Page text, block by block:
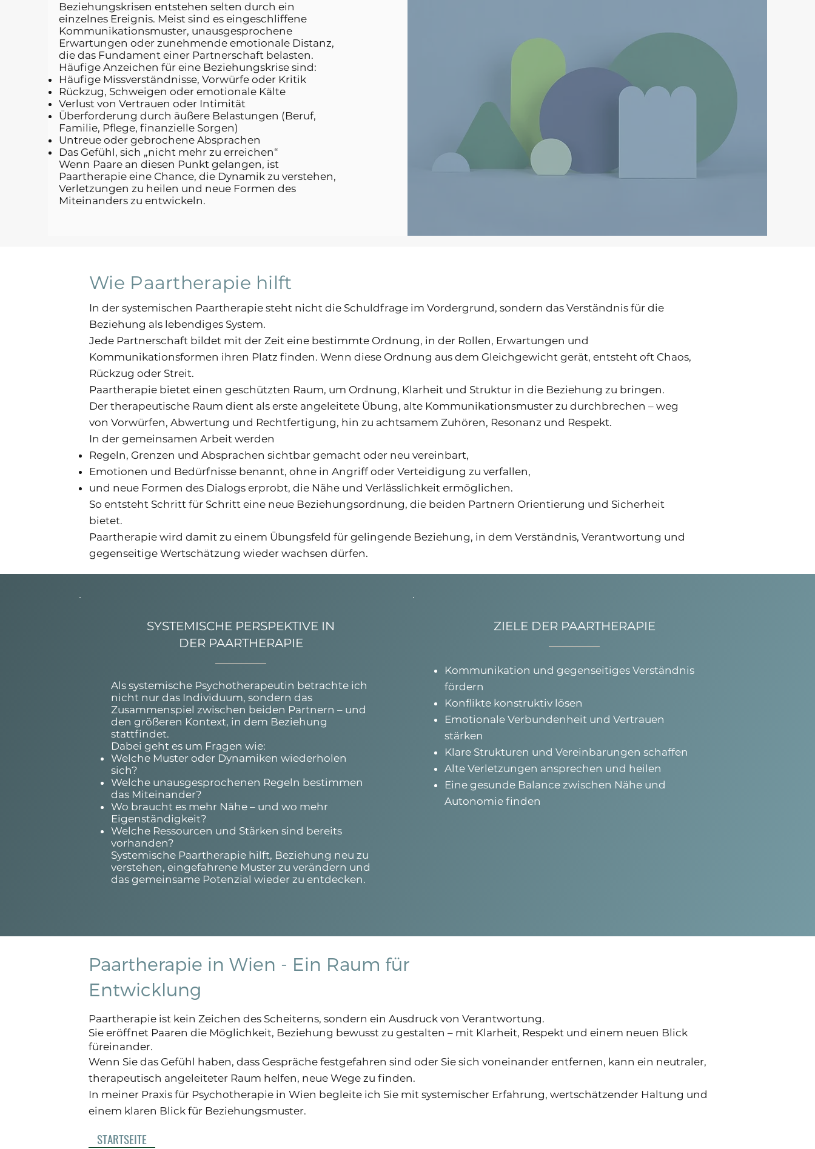
Beziehungskrisen entstehen selten durch ein
einzelnes Ereignis. Meist sind es eingeschliffene
Kommunikationsmuster, unausgesprochene
Erwartungen oder zunehmende emotionale Distanz,
die das Fundament einer Partnerschaft belasten.
Häufige Anzeichen für eine Beziehungskrise sind:
Häufige Missverständnisse, Vorwürfe oder Kritik
Rückzug, Schweigen oder emotionale Kälte
Verlust von Vertrauen oder Intimität
Überforderung durch äußere Belastungen (Beruf,
Familie, Pflege, finanzielle Sorgen)
Untreue oder gebrochene Absprachen
Das Gefühl, sich „nicht mehr zu erreichen“
Wenn Paare an diesen Punkt gelangen, ist
Paartherapie eine Chance, die Dynamik zu verstehen,
Verletzungen zu heilen und neue Formen des
Miteinanders zu entwickeln.
Wie Paartherapie hilft
In der systemischen Paartherapie steht nicht die Schuldfrage im Vordergrund, sondern das Verständnis für die
Beziehung als lebendiges System.
Jede Partnerschaft bildet mit der Zeit eine bestimmte Ordnung, in der Rollen, Erwartungen und
Kommunikationsformen ihren Platz finden. Wenn diese Ordnung aus dem Gleichgewicht gerät, entsteht oft Chaos,
Rückzug oder Streit.
Paartherapie bietet einen geschützten Raum, um Ordnung, Klarheit und Struktur in die Beziehung zu bringen.
Der therapeutische Raum dient als erste angeleitete Übung, alte Kommunikationsmuster zu durchbrechen – weg
von Vorwürfen, Abwertung und Rechtfertigung, hin zu achtsamem Zuhören, Resonanz und Respekt.
In der gemeinsamen Arbeit werden
Regeln, Grenzen und Absprachen sichtbar gemacht oder neu vereinbart,
Emotionen und Bedürfnisse benannt, ohne in Angriff oder Verteidigung zu verfallen,
und neue Formen des Dialogs erprobt, die Nähe und Verlässlichkeit ermöglichen.
So entsteht Schritt für Schritt eine neue Beziehungsordnung, die beiden Partnern Orientierung und Sicherheit
bietet.
Paartherapie wird damit zu einem Übungsfeld für gelingende Beziehung, in dem Verständnis, Verantwortung und
gegenseitige Wertschätzung wieder wachsen dürfen.
SYSTEMISCHE PERSPEKTIVE IN
DER PAARTHERAPIE
Als systemische Psychotherapeutin betrachte ich
nicht nur das Individuum, sondern das
Zusammenspiel zwischen beiden Partnern – und
den größeren Kontext, in dem Beziehung
stattfindet.
Dabei geht es um Fragen wie:
Welche Muster oder Dynamiken wiederholen
sich?
Welche unausgesprochenen Regeln bestimmen
das Miteinander?
Wo braucht es mehr Nähe – und wo mehr
Eigenständigkeit?
Welche Ressourcen und Stärken sind bereits
vorhanden?
Systemische Paartherapie hilft, Beziehung neu zu
verstehen, eingefahrene Muster zu verändern und
das gemeinsame Potenzial wieder zu entdecken.
ZIELE DER PAARTHERAPIE
Kommunikation und gegenseitiges Verständnis
fördern
Konflikte konstruktiv lösen
Emotionale Verbundenheit und Vertrauen
stärken
Klare Strukturen und Vereinbarungen schaffen
Alte Verletzungen ansprechen und heilen
Eine gesunde Balance zwischen Nähe und
Autonomie finden
Paartherapie in Wien - Ein Raum für
Entwicklung
​Paartherapie ist kein Zeichen des Scheiterns, sondern ein Ausdruck von Verantwortung.
Sie eröffnet Paaren die Möglichkeit, Beziehung bewusst zu gestalten – mit Klarheit, Respekt und einem neuen Blick
füreinander.
Wenn Sie das Gefühl haben, dass Gespräche festgefahren sind oder Sie sich voneinander entfernen, kann ein neutraler,
therapeutisch angeleiteter Raum helfen, neue Wege zu finden.
In meiner Praxis für Psychotherapie in Wien begleite ich Sie mit systemischer Erfahrung, wertschätzender Haltung und
einem klaren Blick für Beziehungsmuster.
STARTSEITE